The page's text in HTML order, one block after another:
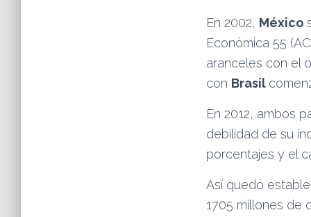
En 2002, México
Económica 55
aranceles con el
con Brasil
En 2012, ambos
debilidad de su
porcentajes y el
Así quedó
1705 millones de